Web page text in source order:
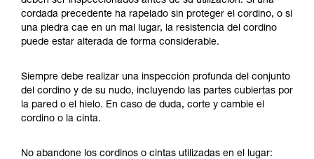
cordada precedente ha rapelado sin proteger el cordino, o si
una piedra cae en un mal lugar, la resistencia del cordino
puede estar alterada de forma considerable.
Siempre debe realizar una inspección profunda del conjunto
del cordino y de su nudo, incluyendo las partes cubiertas por
la pared o el hielo. En caso de duda, corte y cambie el
cordino o la cinta.
No abandone los cordinos o cintas utilizadas en el lugar: